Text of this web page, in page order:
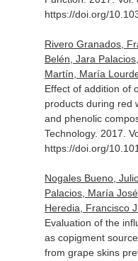
https://doi.org/
Rivero Granados,
Belén, Jara
Martín, María
Effect of addition of
products during red
and phenolic
Technology. 2017.
https://doi.org/
Nogales Bueno,
Palacios, María
Heredia, Francisco
Evaluation of the
as copigment
from grape skins